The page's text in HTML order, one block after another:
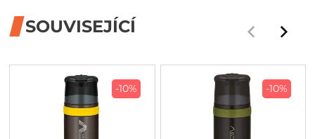
SOUVISEJÍCÍ
-10% -10%